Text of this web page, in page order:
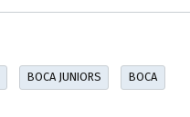
BOCA JUNIORS BOCA